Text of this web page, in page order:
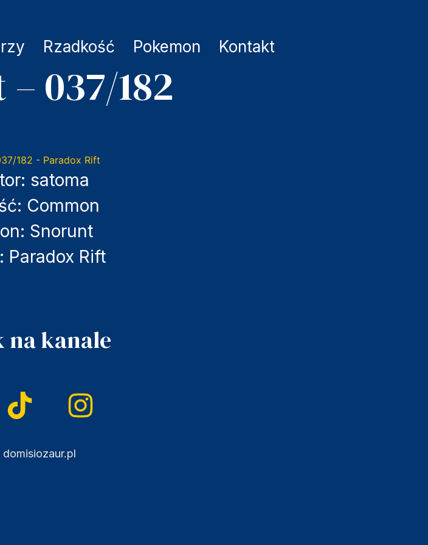
Rzadkość Pokemon Kontakt
037/182
satoma
Common
Snorunt
Paradox Rift
na kanale